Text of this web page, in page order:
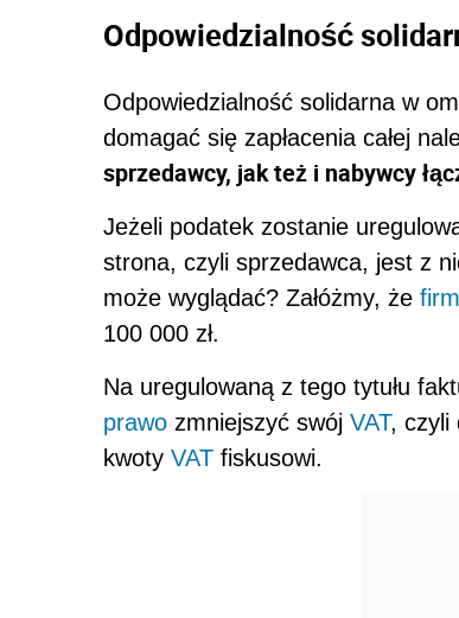
Odpowiedzialność
Odpowiedzialność solidarna w
domagać się zapłacenia całej
sprzedawcy, jak też i nabywcy
Jeżeli podatek zostanie
strona, czyli sprzedawca, jest z
może wyglądać? Załóżmy, że
100 000 zł.
Na uregulowaną z tego tytułu
prawo zmniejszyć swój VAT, czyli
kwoty VAT fiskusowi.